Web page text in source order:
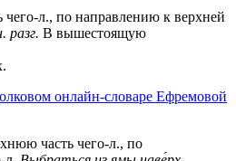
л., по направлению к верхней
разг. В вышестоящую
онлайн-словаре Ефремовой
часть чего-л., по